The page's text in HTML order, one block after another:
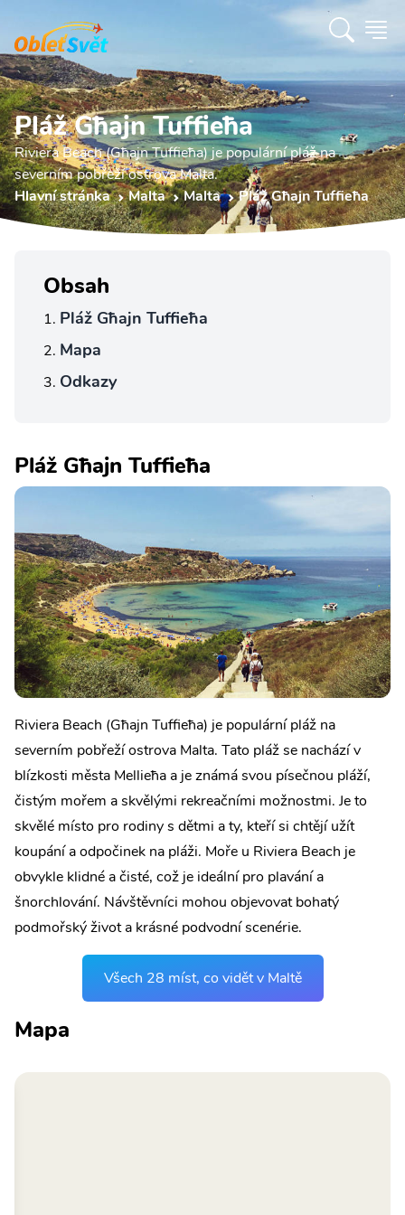
Pláž Għajn Tuffieħa
Riviera Beach (Għajn Tuffieħa) je populární pláž na
severním pobřeží ostrova Malta.
Hlavní stránka
Malta Malta Pláž Għajn Tuffieħa
Obsah
Pláž Għajn Tuffieħa
Mapa
Odkazy
Pláž Għajn Tuffieħa
Riviera Beach (Għajn Tuffieħa) je populární pláž na
severním pobřeží ostrova Malta. Tato pláž se nachází v
blízkosti města Mellieħa a je známá svou písečnou pláží,
čistým mořem a skvělými rekreačními možnostmi. Je to
skvělé místo pro rodiny s dětmi a ty, kteří si chtějí užít
koupání a odpočinek na pláži. Moře u Riviera Beach je
obvykle klidné a čisté, což je ideální pro plavání a
šnorchlování. Návštěvníci mohou objevovat bohatý
podmořský život a krásné podvodní scenérie.
Všech 28 míst, co vidět v Maltě
Mapa